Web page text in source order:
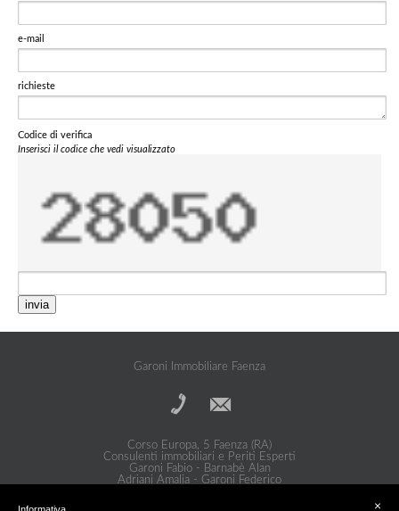
e-mail
richieste
Codice di verifica
Inserisci il codice che vedi visualizzato
invia
Garoni Immobiliare Faenza
Corso Europa, 5 Faenza (RA)
Consulenti immobiliari e Periti Esperti
Garoni Fabio - Barnabè Alan
Adriani Amalia - Garoni Federico
×